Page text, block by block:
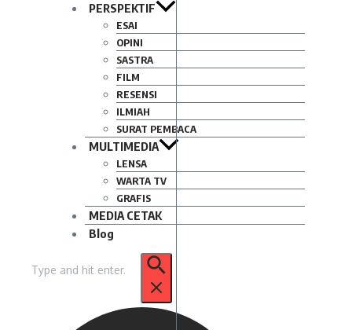
PERSPEKTIF
ESAI
OPINI
SASTRA
FILM
RESENSI
ILMIAH
SURAT PEMBACA
MULTIMEDIA
LENSA
WARTA TV
GRAFIS
MEDIA CETAK
Blog
untuk: